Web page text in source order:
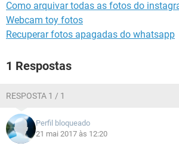
Como arquivar todas as fotos do
Webcam toy fotos
Recuperar fotos apagadas do whatsapp
1 Respostas
RESPOSTA 1 / 1
Perfil bloqueado
21 mai 2017 às 12:20